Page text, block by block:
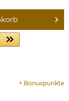
+ Bonuspunkte